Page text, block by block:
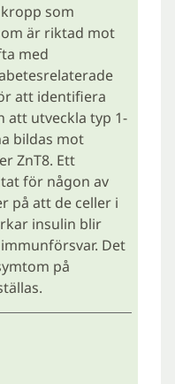
som
är riktad mot
med
att identifiera
att utveckla typ 1-
bildas mot
ZnT8. Ett
för någon av
på att de celler i
insulin blir
Det
på